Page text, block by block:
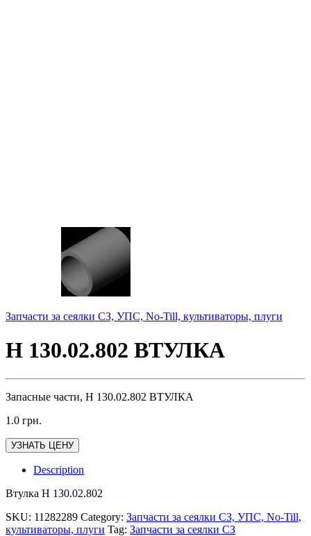
Запчасти за сеялки СЗ, УПС, No-Till, культиваторы, плуги
Н 130.02.802 ВТУЛКА
Запасные части, Н 130.02.802 ВТУЛКА
1.0 грн.
УЗНАТЬ ЦЕНУ
Description
Втулка Н 130.02.802
SKU: 11282289 Category: Запчасти за сеялки СЗ, УПС, No-Till,
культиваторы, плуги Tag: Запчасти за сеялки СЗ